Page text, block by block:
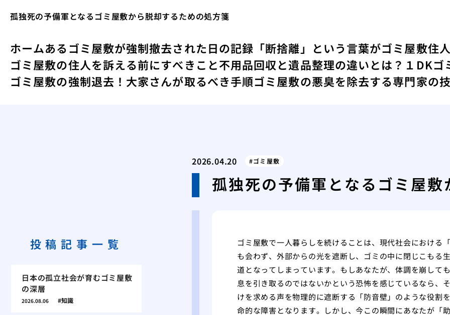
孤独死の予備軍となるゴミ屋敷から脱却するための処方箋
ホームあるゴミ屋敷が強制撤去された日の記録 「断捨離」という言葉がゴミ屋敷住
ゴミ屋敷の住人を訴える前にすべきこと不用品回収と遺品整理の違いとは？ １DKゴ
ゴミ屋敷の強制退去！大家さんが取るべき手順ゴミ屋敷の悪臭を除去する専門家の
2026.04.20 ゴミ屋敷
孤独死の予備軍となるゴミ屋
ゴミ屋敷で一人暮らしを続けることは、現代社会における
も会わず、外部からの光を遮断し、ゴミの中に閉じこもる
道となってしまっています。もしあなたが、体調を崩して
息を引き取るのではないかという恐怖を感じているなら、
けを求める声を物理的に遮断する「防音壁」のような役割
命的な障害となります。しかし、今この瞬間にあなたが「
投稿記事一覧
日本の孤立社会が育むゴミ屋敷
の深層
2026.08.06 知識